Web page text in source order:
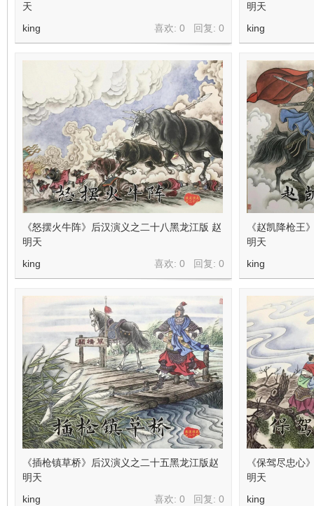
天
喜欢: 0 回复: 0
king
明天
king
《怒摆火牛阵》后汉演义之二十八黑龙江版 赵
明天
喜欢: 0 回复: 0
king
《赵凯降枪王
明天
king
《插枪镇草桥》后汉演义之二十五黑龙江版赵
明天
喜欢: 0 回复: 0
king
《保驾尽忠心
明天
king